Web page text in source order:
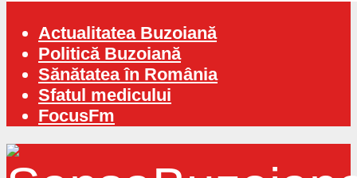
Actualitatea Buzoiană
Politică Buzoiană
Sănătatea în România
Sfatul medicului
FocusFm